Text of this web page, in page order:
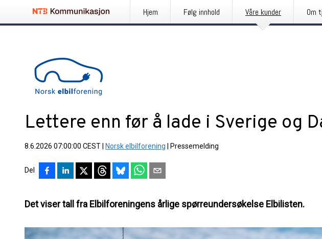
Hjem Følg innhold Våre kunder Om
Lettere enn før å lade i Sverige og
8.6.2026 07:00:00 CEST Norsk elbilforening Pressemelding
Del
Det viser tall fra Elbilforeningens årlige spørreundersøkelse Elbilisten.